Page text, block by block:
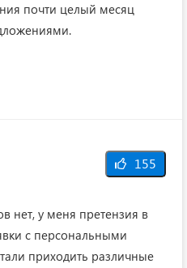
почти целый месяц
155
нет, у меня претензия в
с персональными
приходить различные